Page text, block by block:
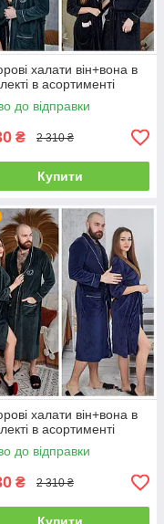
халати він+вона в
в асортименті
до відправки
₴ 2 310 ₴
Купити
халати він+вона в
в асортименті
до відправки
₴ 2 310 ₴